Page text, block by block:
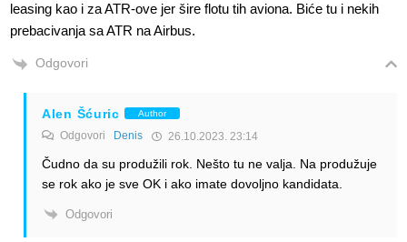
leasing kao i za ATR-ove jer šire flotu tih aviona. Biće tu i nekih
prebacivanja sa ATR na Airbus.
Odgovori
Alen Šćuric Author
Odgovori Denis 26.10.2023. 23:14
Čudno da su produžili rok. Nešto tu ne valja. Na produžuje
se rok ako je sve OK i ako imate dovoljno kandidata.
Odgovori